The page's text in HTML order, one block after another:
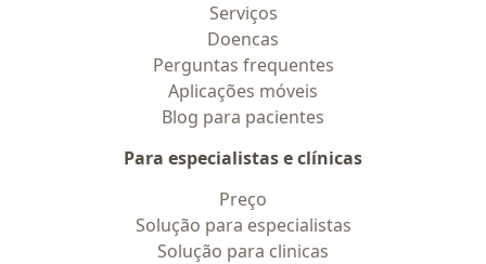
Serviços
Doencas
Perguntas frequentes
Aplicações móveis
Blog para pacientes
Para especialistas e clínicas
Preço
Solução para especialistas
Solução para clinicas